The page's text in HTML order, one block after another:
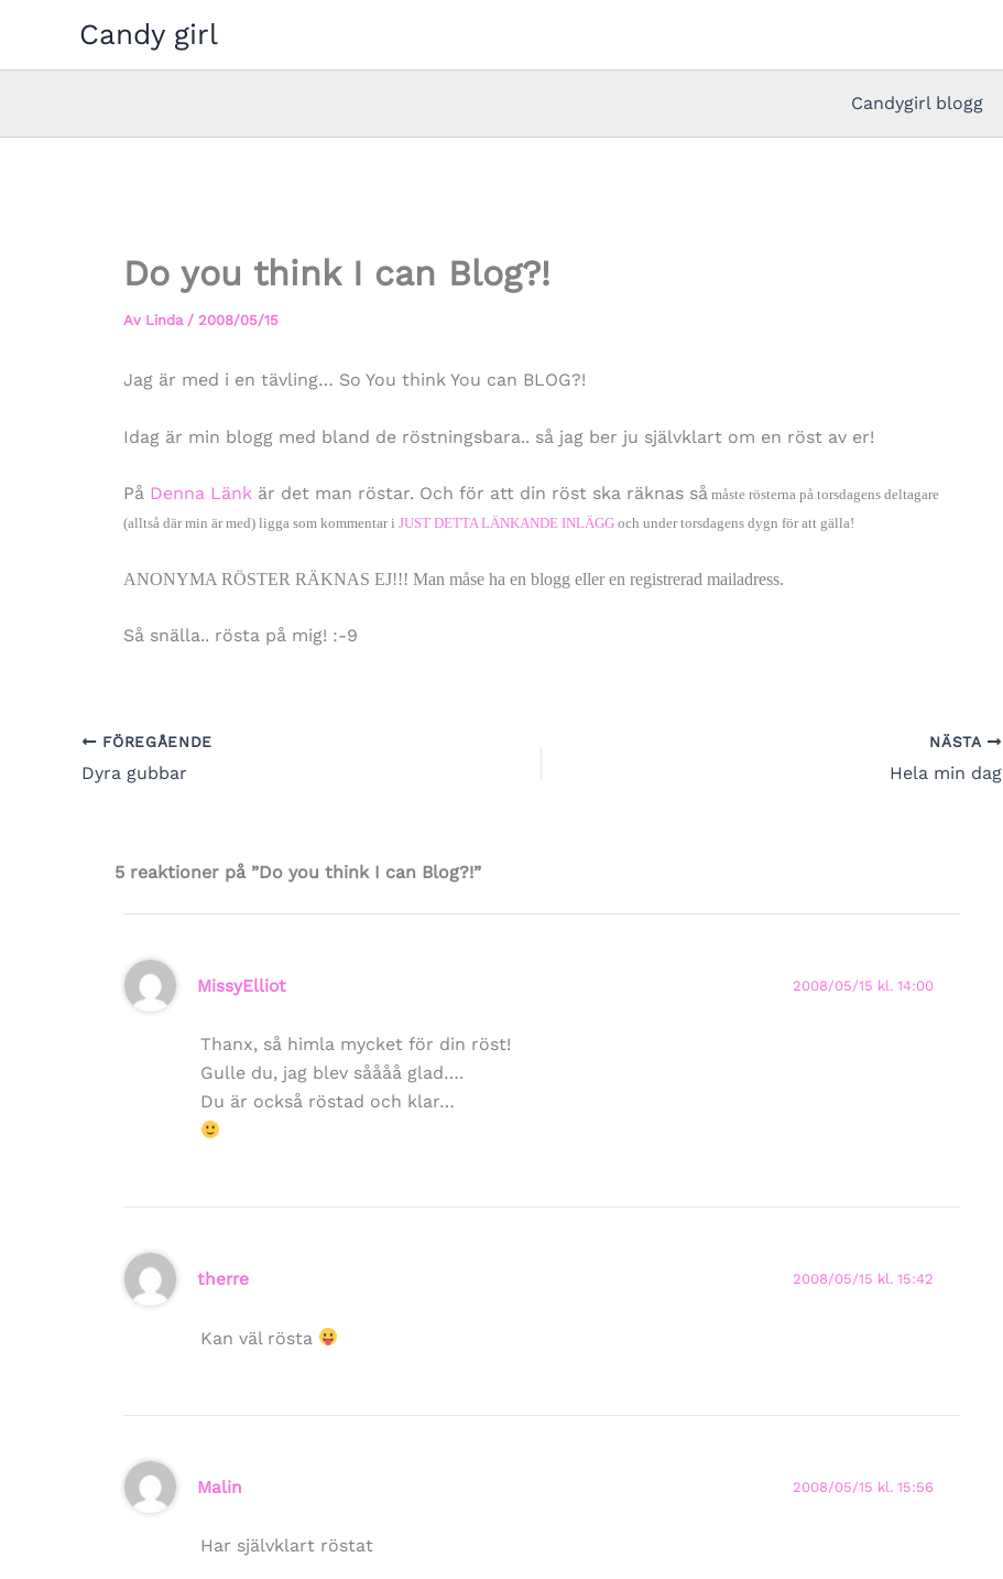
innehåll
Candy girl
Candygirl blogg
Do you think I can Blog?!
Av Linda / 2008/05/15
Jag är med i en tävling… So You think You can BLOG?!
Idag är min blogg med bland de röstningsbara.. så jag ber ju självklart om en röst av er!
På Denna Länk är det man röstar. Och för att din röst ska räknas så måste rösterna på torsdagens deltagare
(alltså där min är med) ligga som kommentar i JUST DETTA LÄNKANDE INLÄGG och under torsdagens dygn för att gälla!
ANONYMA RÖSTER RÄKNAS EJ!!! Man måse ha en blogg eller en registrerad mailadress.
Så snälla.. rösta på mig! :-9
FÖREGÅENDE
Dyra gubbar
NÄSTA
Hela min dag
5 reaktioner på ”Do you think I can Blog?!”
MissyElliot 2008/05/15 kl. 14:00
Thanx, så himla mycket för din röst!
Gulle du, jag blev såååå glad….
Du är också röstad och klar…
therre 2008/05/15 kl. 15:42
Kan väl rösta
Malin 2008/05/15 kl. 15:56
Har självklart röstat